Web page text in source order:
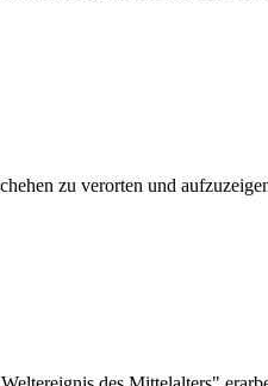
zu verorten und